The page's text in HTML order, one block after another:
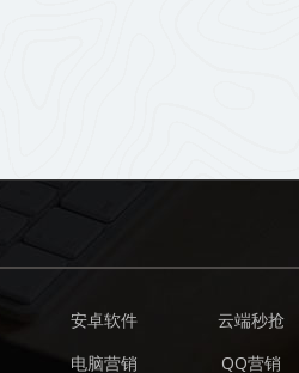
安卓软件
云端秒抢
电脑营销 QQ营销